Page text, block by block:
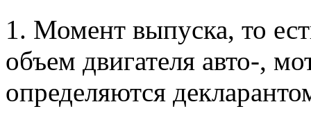
1. Момент выпуска, то
объем двигателя авто-,
определяются